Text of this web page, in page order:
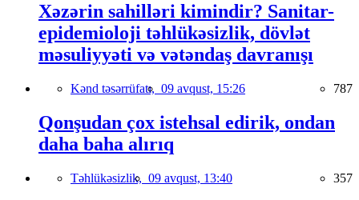
Xəzərin sahilləri kimindir? Sanitar-
epidemioloji təhlükəsizlik, dövlət
məsuliyyəti və vətəndaş davranışı
Kənd təsərrüfatı, 09 avqust, 15:26 787
Qonşudan çox istehsal edirik, ondan
daha baha alırıq
Təhlükəsizlik, 09 avqust, 13:40 357